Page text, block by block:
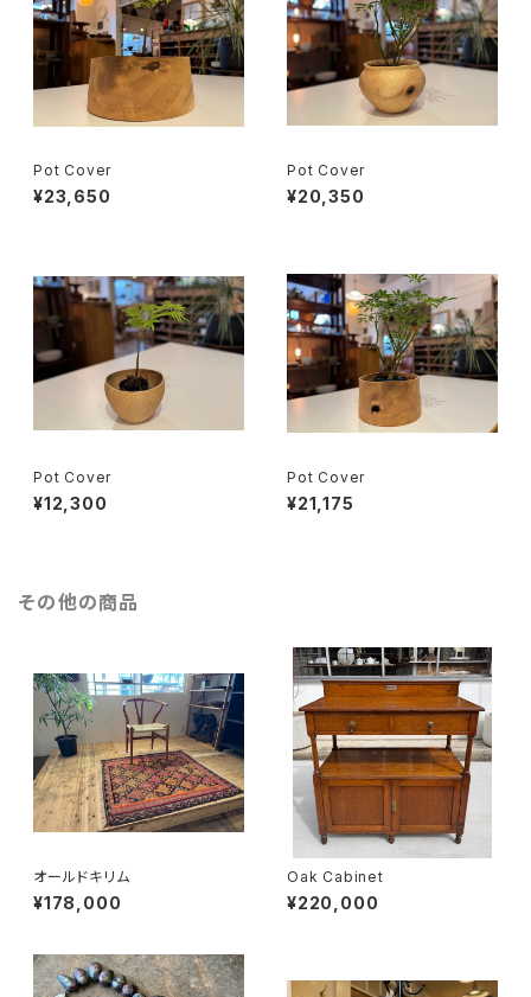
Pot Cover
¥23,650
Pot Cover
¥20,350
Pot Cover
¥12,300
Pot Cover
¥21,175
その他の商品
オールドキリム
¥178,000
Oak Cabinet
¥220,000